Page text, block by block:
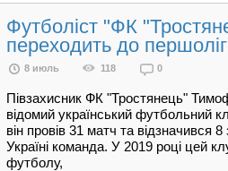
Футболіст "ФК
переходить до
8 июль 118 0
Півзахисник ФК "Тростянець"
відомий український футбольний
він провів 31 матч та відзначився
Україні команда. У 2019 році цей
футболу,